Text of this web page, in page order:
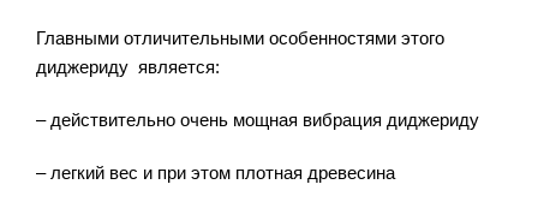
Главными отличительными особенностями этого
диджериду является:
– действительно очень мощная вибрация диджериду
– легкий вес и при этом плотная древесина